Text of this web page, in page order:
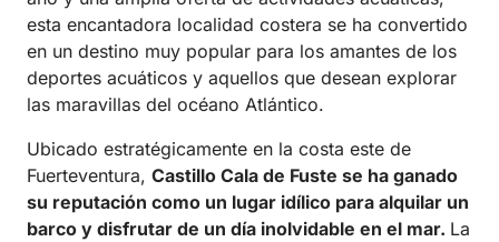
esta encantadora localidad costera se ha convertido
en un destino muy popular para los amantes de los
deportes acuáticos y aquellos que desean explorar
las maravillas del océano Atlántico.
Ubicado estratégicamente en la costa este de
Fuerteventura, Castillo Cala de Fuste se ha ganado
su reputación como un lugar idílico para alquilar un
barco y disfrutar de un día inolvidable en el mar. La